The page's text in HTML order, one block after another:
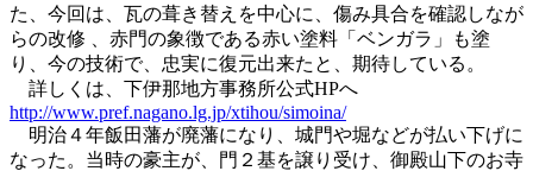
た、今回は、瓦の葺き替えを中心に、傷み具合を確認しなが
らの改修 、赤門の象徴である赤い塗料「ベンガラ」も塗
り、今の技術で、忠実に復元出来たと、期待している。
詳しくは、下伊那地方事務所公式HPへ
http://www.pref.nagano.lg.jp/xtihou/simoina/
明治４年飯田藩が廃藩になり、城門や堀などが払い下げに
なった。当時の豪主が、門２基を譲り受け、御殿山下のお寺